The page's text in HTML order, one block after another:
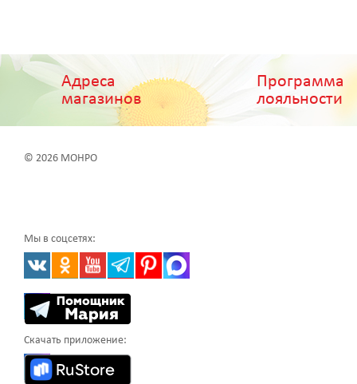
Адреса
магазинов
Программа
лояльности
© 2026 МОНРО
Мы в соцсетях:
Скачать приложение: